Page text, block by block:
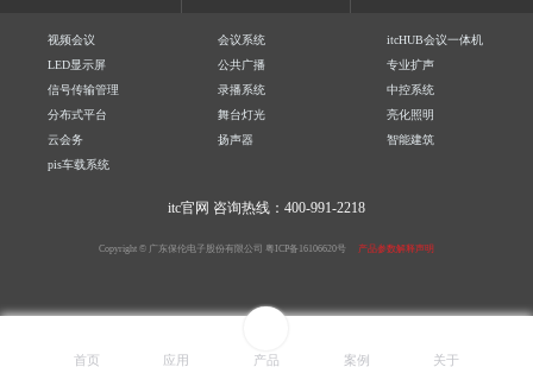
视频会议 会议系统
itcHUB会议一体机
LED显示屏
公共广播
专业扩声
信号传输管理
录播系统
中控系统
分布式平台
舞台灯光
亮化照明
云会务
扬声器
智能建筑
pis车载系统
itc官网 咨询热线：400-991-2218
Copyright © 广东保伦电子股份有限公司 粤ICP备16106620号 产品参数解释声明
首页 应用 产品 案例 关于